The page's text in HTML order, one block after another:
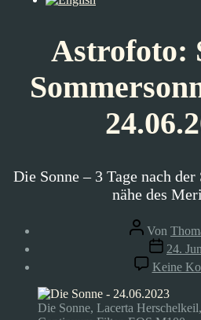
Astrofoto:
Die Sonne – 3 Tage nach
nähe des
Beitragsautor
Von
24.
Keine
Die Sonne, Lacerta